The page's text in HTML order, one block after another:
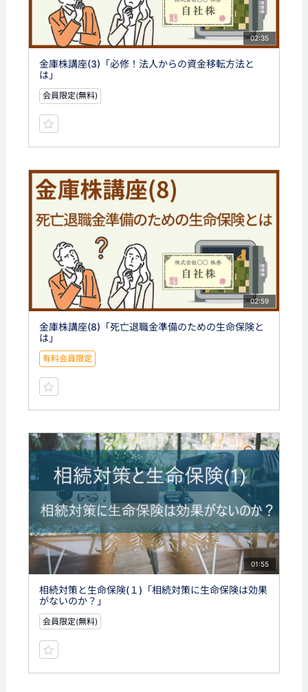
02:35
金庫株講座(3)「必修！法人からの資金移転方法と
は」
会員限定(無料)
02:59
金庫株講座(8)「死亡退職金準備のための生命保険と
は」
有料会員限定
01:55
相続対策と生命保険(１)「相続対策に生命保険は効果
がないのか？」
会員限定(無料)